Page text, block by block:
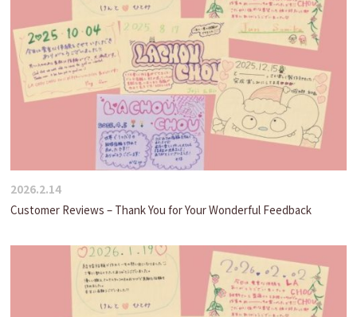
2026.2.14
Customer Reviews – Thank You for Your Wonderful Feedback